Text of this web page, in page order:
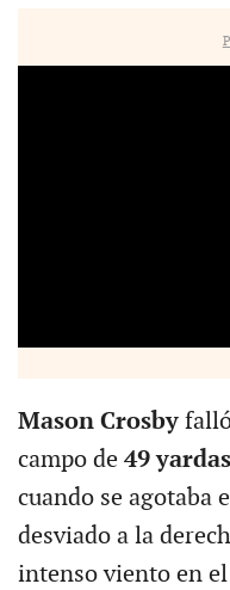
Mason Crosbyfalló
campo de 49 yardas
cuando se agotaba
desviado a la
intenso viento en el